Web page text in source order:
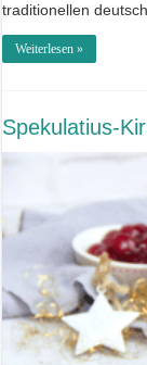
traditionellen
Weiterlesen »
Spekulatius-